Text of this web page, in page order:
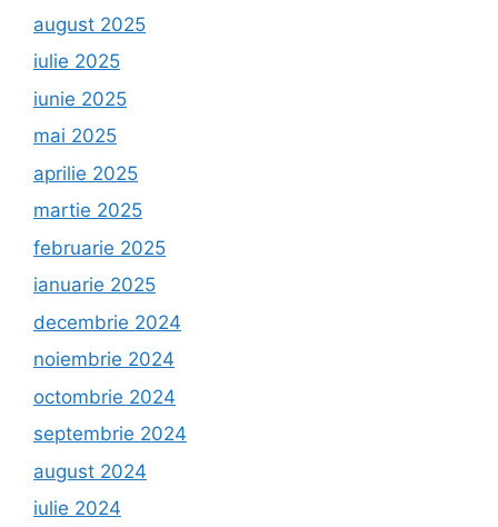
august 2025
iulie 2025
iunie 2025
mai 2025
aprilie 2025
martie 2025
februarie 2025
ianuarie 2025
decembrie 2024
noiembrie 2024
octombrie 2024
septembrie 2024
august 2024
iulie 2024